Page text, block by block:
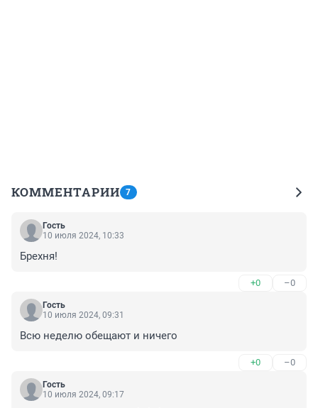
КОММЕНТАРИИ 7
Гость
10 июля 2024, 10:33
Брехня!
+0 –0
Гость
10 июля 2024, 09:31
Всю неделю обещают и ничего
+0 –0
Гость
10 июля 2024, 09:17